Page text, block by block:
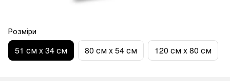
Розміри
51 см x 34 см 80 см x 54 см 120 см x 80 см